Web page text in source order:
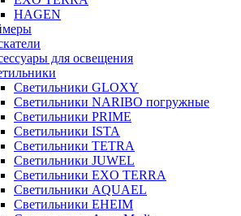
HAGEN
для освещения
Светильники GLOXY
Светильники NARIBO погружные
Светильники PRIME
Светильники ISTA
Светильники TETRA
Светильники JUWEL
Светильники EXO TERRA
Светильники AQUAEL
Светильники EHEIM